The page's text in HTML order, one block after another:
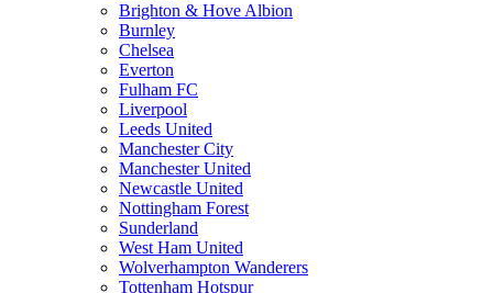
Brighton & Hove Albion
Burnley
Chelsea
Everton
Fulham FC
Liverpool
Leeds United
Manchester City
Manchester United
Newcastle United
Nottingham Forest
Sunderland
West Ham United
Wolverhampton Wanderers
Tottenham Hotspur